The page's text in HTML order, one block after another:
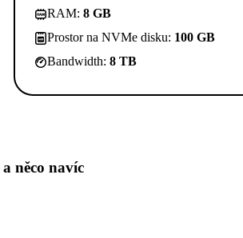
RAM: 8 GB
Prostor na NVMe disku: 100 GB
Bandwidth: 8 TB
a něco navíc